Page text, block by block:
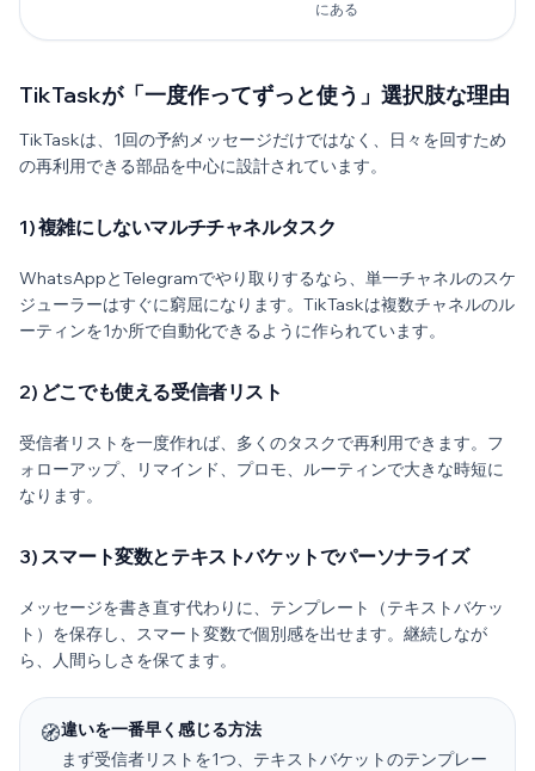
にある
TikTaskが「一度作ってずっと使う」選択肢な理由
TikTaskは、1回の予約メッセージだけではなく、日々を回すため
の再利用できる部品を中心に設計されています。
1) 複雑にしないマルチチャネルタスク
WhatsAppとTelegramでやり取りするなら、単一チャネルのスケ
ジューラーはすぐに窮屈になります。TikTaskは複数チャネルのル
ーティンを1か所で自動化できるように作られています。
2) どこでも使える受信者リスト
受信者リストを一度作れば、多くのタスクで再利用できます。フ
ォローアップ、リマインド、プロモ、ルーティンで大きな時短に
なります。
3) スマート変数とテキストバケットでパーソナライズ
メッセージを書き直す代わりに、テンプレート（テキストバケッ
ト）を保存し、スマート変数で個別感を出せます。継続しなが
ら、人間らしさを保てます。
🧭違いを一番早く感じる方法
まず受信者リストを1つ、テキストバケットのテンプレー